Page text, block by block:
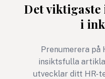
Det
i
Prenumerera på
insiktsfulla
utvecklar ditt HR-